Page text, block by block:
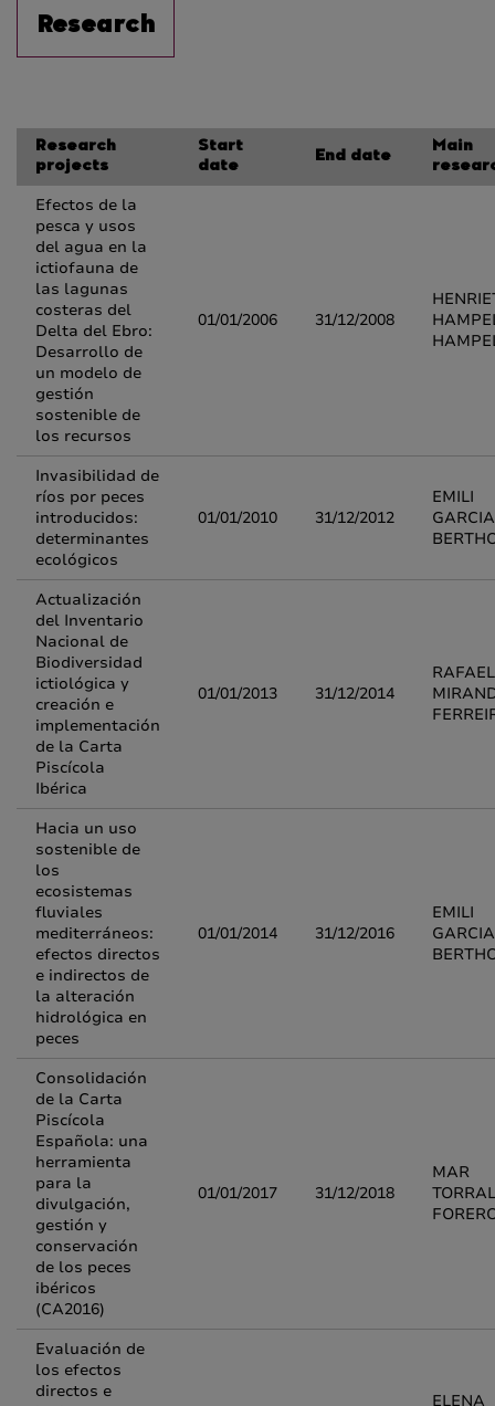
Research
Research
projects
Start
date
End date
Main
Efectos de la
pesca y usos
del agua en la
ictiofauna de
las lagunas
costeras del
Delta del Ebro:
Desarrollo de
un modelo de
gestión
sostenible de
los recursos
01/01/2006 31/12/2008
Invasibilidad de
ríos por peces
introducidos:
determinantes
ecológicos
01/01/2010 31/12/2012
EMILI
GARCIA
Actualización
del Inventario
Nacional de
Biodiversidad
ictiológica y
creación e
implementación
de la Carta
Piscícola
Ibérica
01/01/2013 31/12/2014
RAFAEL
Hacia un uso
sostenible de
los
ecosistemas
fluviales
mediterráneos:
efectos directos
e indirectos de
la alteración
hidrológica en
peces
01/01/2014 31/12/2016
EMILI
GARCIA
Consolidación
de la Carta
Piscícola
Española: una
herramienta
para la
divulgación,
gestión y
conservación
de los peces
ibéricos
(CA2016)
01/01/2017 31/12/2018
MAR
Evaluación de
los efectos
directos e
ELENA